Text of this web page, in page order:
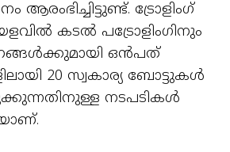
ട്രോളിംഗ്
കടൽ പട്രോളിംഗിനും
ഒൻപത്
20 സ്വകാര്യ ബോട്ടുകൾ
നടപടികൾ